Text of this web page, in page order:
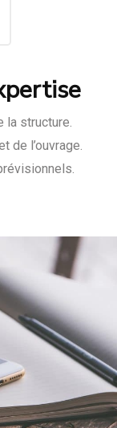
la structure.
de l’ouvrage.